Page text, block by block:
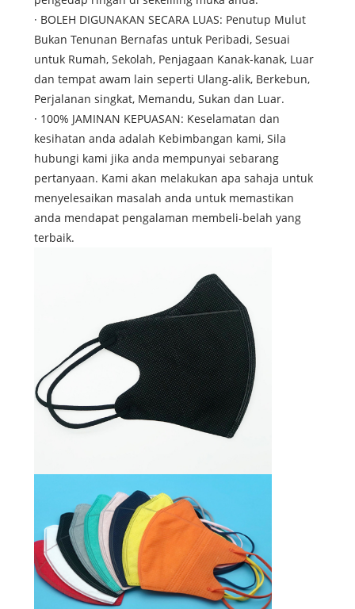
· BOLEH DIGUNAKAN SECARA LUAS: Penutup Mulut
Bukan Tenunan Bernafas untuk Peribadi, Sesuai
untuk Rumah, Sekolah, Penjagaan Kanak-kanak, Luar
dan tempat awam lain seperti Ulang-alik, Berkebun,
Perjalanan singkat, Memandu, Sukan dan Luar.
· 100% JAMINAN KEPUASAN: Keselamatan dan
kesihatan anda adalah Kebimbangan kami, Sila
hubungi kami jika anda mempunyai sebarang
pertanyaan. Kami akan melakukan apa sahaja untuk
menyelesaikan masalah anda untuk memastikan
anda mendapat pengalaman membeli-belah yang
terbaik.